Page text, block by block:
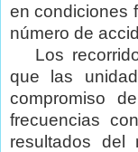
en condiciones
número de
Los
que las
compromiso
frecuencias
resultados del